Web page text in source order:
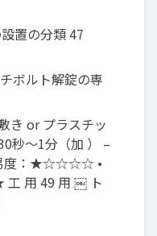
置の分類 47
ボルト解錠の専
き or プラスチッ
秒～1分（加 ） –
易度：★☆☆☆☆ •
用 49 用 ￼ ト